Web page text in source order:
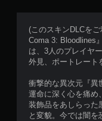
(このスキンDLCを
Coma 3: Bloodlines
は、3人のプレイヤ
外見、ポートレート
衝撃的な異次元『異
運命に深く心を痛め
装飾品をあしらった
と変貌。今では闇を